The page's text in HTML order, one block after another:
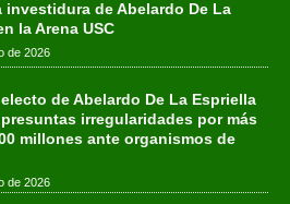
investidura de Abelardo De La
la Arena USC
de 2026
de Abelardo De La Espriella
irregularidades por más
millones ante organismos de
de 2026